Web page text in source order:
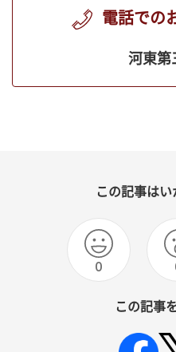
電話での
河東第
この記事は
0
この記事